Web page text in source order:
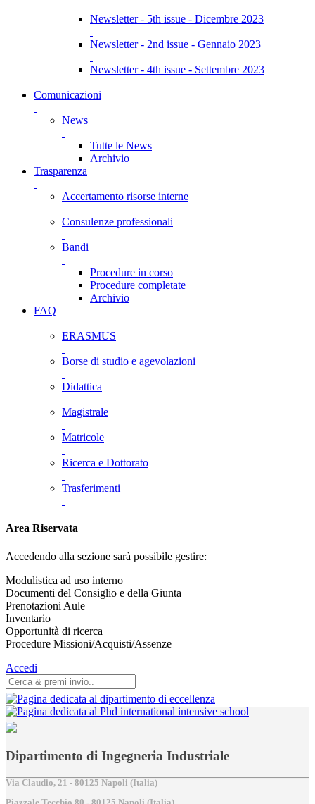
Newsletter - 5th issue - Dicembre 2023
Newsletter - 2nd issue - Gennaio 2023
Newsletter - 4th issue - Settembre 2023
Comunicazioni
News
Tutte le News
Archivio
Trasparenza
Accertamento risorse interne
Consulenze professionali
Bandi
Procedure in corso
Procedure completate
Archivio
FAQ
ERASMUS
Borse di studio e agevolazioni
Didattica
Magistrale
Matricole
Ricerca e Dottorato
Trasferimenti
Area Riservata
Accedendo alla sezione sarà possibile gestire:
Modulistica ad uso interno
Documenti del Consiglio e della Giunta
Prenotazioni Aule
Inventario
Opportunità di ricerca
Procedure Missioni/Acquisti/Assenze
Accedi
Dipartimento di Ingegneria Industriale
Via Claudio, 21 - 80125 Napoli (Italia)